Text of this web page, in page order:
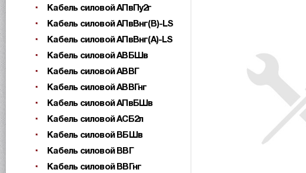
Кабель силовой АПвПу2г
Кабель силовой АПвВнг(B)-LS
Кабель силовой АПвВнг(A)-LS
Кабель силовой АВБШв
Кабель силовой АВВГ
Кабель силовой АВВГнг
Кабель силовой АПвБШв
Кабель силовой АСБ2л
Кабель силовой ВБШв
Кабель силовой ВВГ
Кабель силовой ВВГнг